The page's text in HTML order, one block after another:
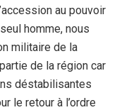
au pouvoir
homme, nous
militaire de la
de la région car
déstabilisantes
le retour à l’ordre